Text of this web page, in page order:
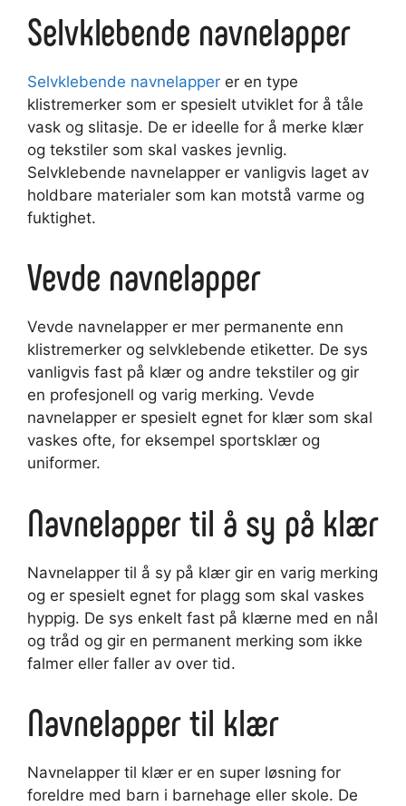
Selvklebende navnelapper
Selvklebende navnelapper er en type
klistremerker som er spesielt utviklet for å tåle
vask og slitasje. De er ideelle for å merke klær
og tekstiler som skal vaskes jevnlig.
Selvklebende navnelapper er vanligvis laget av
holdbare materialer som kan motstå varme og
fuktighet.
Vevde navnelapper
Vevde navnelapper er mer permanente enn
klistremerker og selvklebende etiketter. De sys
vanligvis fast på klær og andre tekstiler og gir
en profesjonell og varig merking. Vevde
navnelapper er spesielt egnet for klær som skal
vaskes ofte, for eksempel sportsklær og
uniformer.
Navnelapper til å sy på klær
Navnelapper til å sy på klær gir en varig merking
og er spesielt egnet for plagg som skal vaskes
hyppig. De sys enkelt fast på klærne med en nål
og tråd og gir en permanent merking som ikke
falmer eller faller av over tid.
Navnelapper til klær
Navnelapper til klær er en super løsning for
foreldre med barn i barnehage eller skole. De